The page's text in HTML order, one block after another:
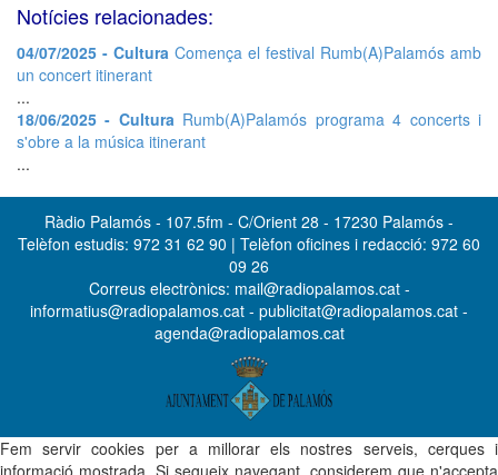
Notícies relacionades:
04/07/2025 - Cultura Comença el festival Rumb(A)Palamós amb
un concert itinerant
...
18/06/2025 - CulturaRumb(A)Palamós programa 4 concerts i
s'obre a la música itinerant
...
Ràdio Palamós - 107.5fm - C/Orient 28 - 17230 Palamós -
Telèfon estudis: 972 31 62 90 | Telèfon oficines i redacció: 972 60
09 26
Correus electrònics: mail@radiopalamos.cat -
informatius@radiopalamos.cat - publicitat@radiopalamos.cat -
agenda@radiopalamos.cat
Fem servir cookies per a millorar els nostres serveis, cerques i